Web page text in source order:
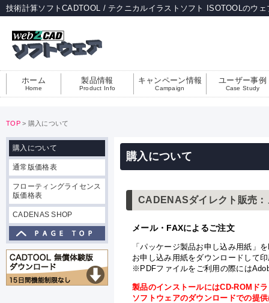
技術計算ソフトCADTOOL / テクニカルイラストソフト ISOTOOLのウェ
ホーム
Home
製品情報
Product Info
キャンペーン情報
Campaign
ユーザー事例
Case Study
TOP > 購入について
購入について
通常版価格表
フローティングライセンス
版価格表
CADENAS SHOP
購入について
CADENASダイレクト販売
メール・FAXによるご注文
「パッケージ製品お申し込み用紙」
お申し込み用紙をダウンロードして
※PDFファイルをご利用の際には
製品のインストールにはCD-ROMド
ソフトウェアのダウンロードでの提